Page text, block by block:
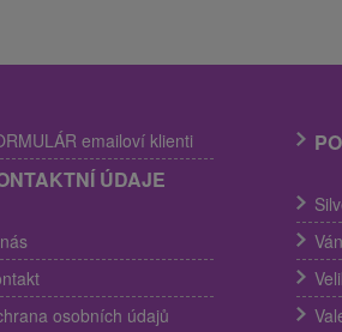
emailoví klienti
ÚDAJE
osobních údajů